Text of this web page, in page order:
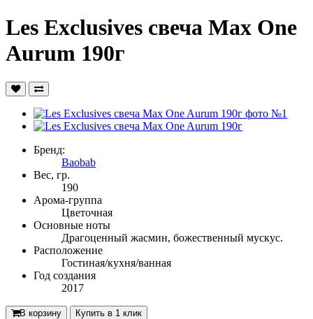
Les Exclusives свеча Max One
Aurum 190г
Бренд:
Baobab
Вес, гр.
190
Арома-группа
Цветочная
Основные ноты
Драгоценный жасмин, божественный мускус.
Расположение
Гостиная/кухня/ванная
Год создания
2017
В корзину Купить в 1 клик